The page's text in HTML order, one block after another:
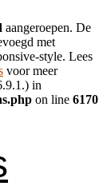
aangeroepen. De
met
style. Lees
voor meer
in
on line 6170